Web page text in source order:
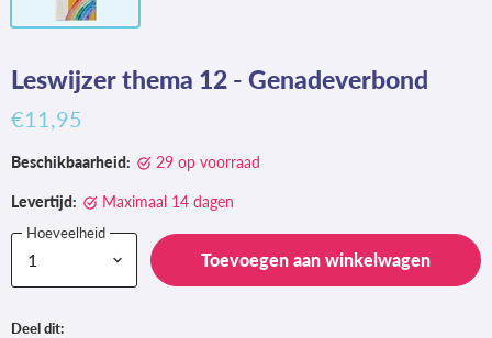
Leswijzer thema 12 - Genadeverbond
€11,95
Beschikbaarheid: 29 op voorraad
Levertijd: Maximaal 14 dagen
Hoeveelheid
Toevoegen aan winkelwagen
Deel dit: